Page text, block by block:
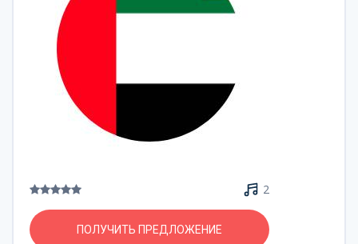
2
ПОЛУЧИТЬ ПРЕДЛОЖЕНИЕ